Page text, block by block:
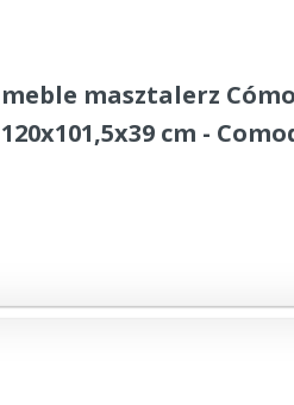
meble masztalerz
120x101,5x39 cm -